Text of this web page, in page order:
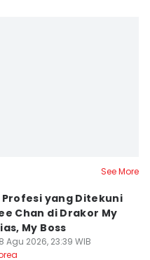
See More
Profesi yang Ditekuni
Chan di Drakor My
My Boss
Agu 2026, 23:39 WIB